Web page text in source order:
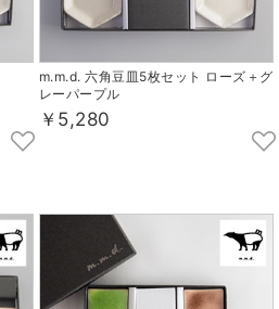
m.m.d. 六角豆皿5枚セット ローズ＋グ
レーパープル
￥5,280